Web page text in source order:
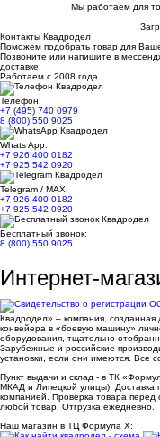
Мы работаем для
Контакты Квадродел
Поможем подобрать товар для
Позвоните или напишите в
доставке.
Работаем с 2008 года
Телефон:
+7 (495) 740 0979
8 (800) 550 9025
Whats App:
+7 926 400 0182
+7 925 542 0920
Telegram / MAX:
+7 926 400 0182
+7 925 542 0920
Бесплатный звонок:
8 (800) 550 9025
Интернет-
Квадродел» – компания, созданная
конвейера в «боевую машину»
оборудования, тщательно
Зарубежные и российские
установки, если они имеются. Все
Пункт выдачи и склад - в ТК
МКАД и Липецкой улицы). Доставка
компанией. Проверка товара перед
любой товар. Отгрузка ежедневно.
Наш магазин в ТЦ Формула Х: